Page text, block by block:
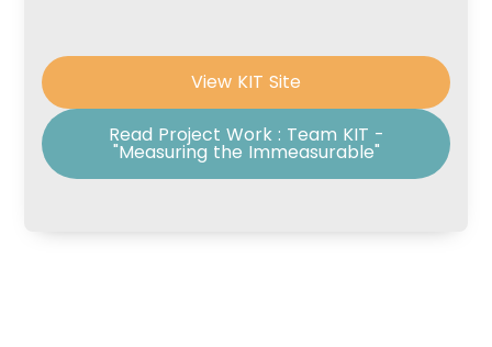
View KIT Site
Read Project Work : Team KIT -
"Measuring the Immeasurable"